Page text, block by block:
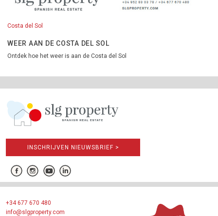
Costa del Sol
WEER AAN DE COSTA DEL SOL
Ontdek hoe het weer is aan de Costa del Sol
INSCHRIJVEN NIEUWSBRIEF >
+34 677 670 480
info@slgproperty.com